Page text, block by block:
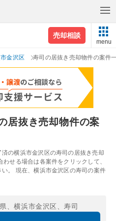
売却相談
menu
金沢区 寿司の居抜き売却物件の案件
居抜き売却物件の案
の横浜市金沢区の寿司の居抜き売却
せる場合は各案件をクリックして、
。 現在、横浜市金沢区の寿司の案件
、横浜市金沢区、寿司